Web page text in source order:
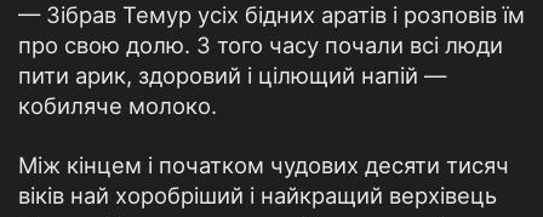
— Зібрав Темур усіх бідних аратів і розповів їм
про свою долю. З того часу почали всі люди
пити арик, здоровий і цілющий напій —
кобиляче молоко.
Між кінцем і початком чудових десяти тисяч
віків най хоробріший і найкращий верхівець